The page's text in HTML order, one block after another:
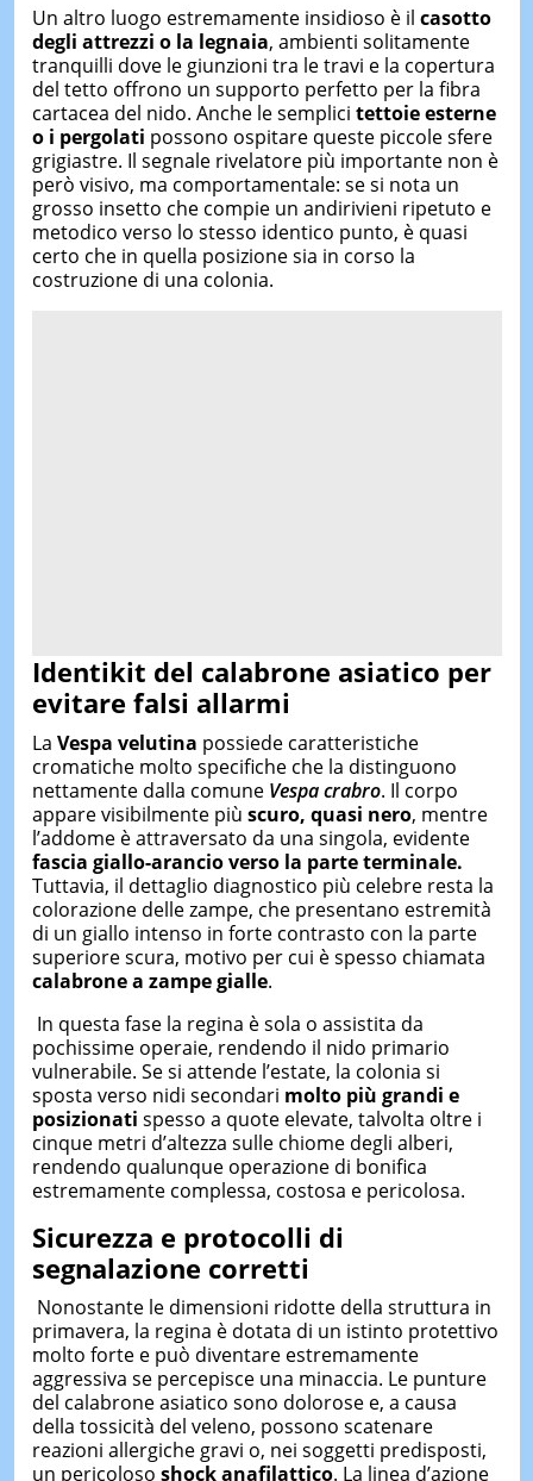
Un altro luogo estremamente insidioso è il casotto
degli attrezzi o la legnaia, ambienti solitamente
tranquilli dove le giunzioni tra le travi e la copertura
del tetto offrono un supporto perfetto per la fibra
cartacea del nido. Anche le semplici tettoie esterne
o i pergolati possono ospitare queste piccole sfere
grigiastre. Il segnale rivelatore più importante non è
però visivo, ma comportamentale: se si nota un
grosso insetto che compie un andirivieni ripetuto e
metodico verso lo stesso identico punto, è quasi
certo che in quella posizione sia in corso la
costruzione di una colonia.
Identikit del calabrone asiatico per
evitare falsi allarmi
La Vespa velutina possiede caratteristiche
cromatiche molto specifiche che la distinguono
nettamente dalla comune Vespa crabro. Il corpo
appare visibilmente più scuro, quasi nero, mentre
l’addome è attraversato da una singola, evidente
fascia giallo-arancio verso la parte terminale.
Tuttavia, il dettaglio diagnostico più celebre resta la
colorazione delle zampe, che presentano estremità
di un giallo intenso in forte contrasto con la parte
superiore scura, motivo per cui è spesso chiamata
calabrone a zampe gialle.
In questa fase la regina è sola o assistita da
pochissime operaie, rendendo il nido primario
vulnerabile. Se si attende l’estate, la colonia si
sposta verso nidi secondari molto più grandi e
posizionati spesso a quote elevate, talvolta oltre i
cinque metri d’altezza sulle chiome degli alberi,
rendendo qualunque operazione di bonifica
estremamente complessa, costosa e pericolosa.
Sicurezza e protocolli di
segnalazione corretti
Nonostante le dimensioni ridotte della struttura in
primavera, la regina è dotata di un istinto protettivo
molto forte e può diventare estremamente
aggressiva se percepisce una minaccia. Le punture
del calabrone asiatico sono dolorose e, a causa
della tossicità del veleno, possono scatenare
reazioni allergiche gravi o, nei soggetti predisposti,
un pericoloso shock anafilattico. La linea d’azione